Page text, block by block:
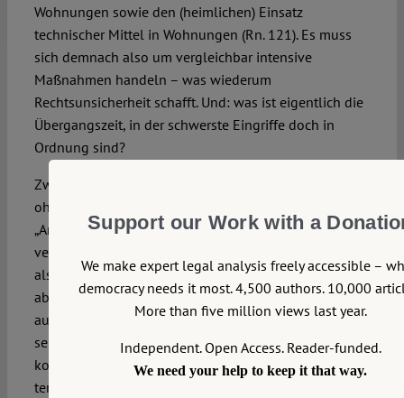
Wohnungen sowie den (heimlichen) Einsatz
technischer Mittel in Wohnungen (Rn. 121). Es muss
sich demnach also um vergleichbar intensive
Maßnahmen handeln – was wiederum
Rechtsunsicherheit schafft. Und: was ist eigentlich die
Übergangszeit, in der schwerste Eingriffe doch in
Ordnung sind?
Zweitens: Methodisch (und für die Rechtsanwendung
ohnehin) unglücklich erscheint, dass der Begriff des
„Angriffs“ je nach Tatbestandsalternative anders zu
verstehen ist, nämlich einmal umfassend und einmal
als terroristischer Angriff. Derselbe Begriff ist damit
abhängig von der Alternative unterschiedlich
auszulegen. Dies folgt daraus, dass das BVerfG in
seiner BKAG-I-Entscheidung mit der hinreichend
konkretisierten Gefahr und der Gefahr von
terroristischen Anschlägen gleich zwei verschiedene
Support our Work with a
We make expert legal analysis freely accessible –
democracy needs it most. 4,500 authors. 10,000
More than five million views last year.
Independent. Open Access. Reader-funded.
We need your help to keep it that way.